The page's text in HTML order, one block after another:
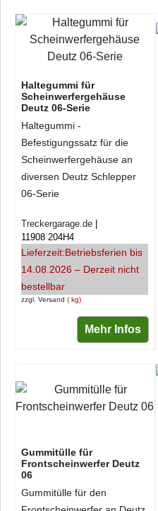
Haltegummi für
Scheinwerfergehäuse
Deutz 06-Serie
Haltegummi -
Befestigungssatz für die
Scheinwerfergehäuse an
diversen Deutz Schlepper
06-Serie
zzgl. Versand kg
Treckergarage.de
11908 204H4
Lieferzeit:Betriebsferien bis
14.08.2026 – Derzeit nicht
bestellbar
Mehr Infos
Gummitülle für
Frontscheinwerfer Deutz
06
Gummitülle für den